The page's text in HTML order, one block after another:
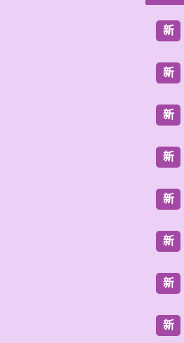
新
新
新
新
新
新
新
新